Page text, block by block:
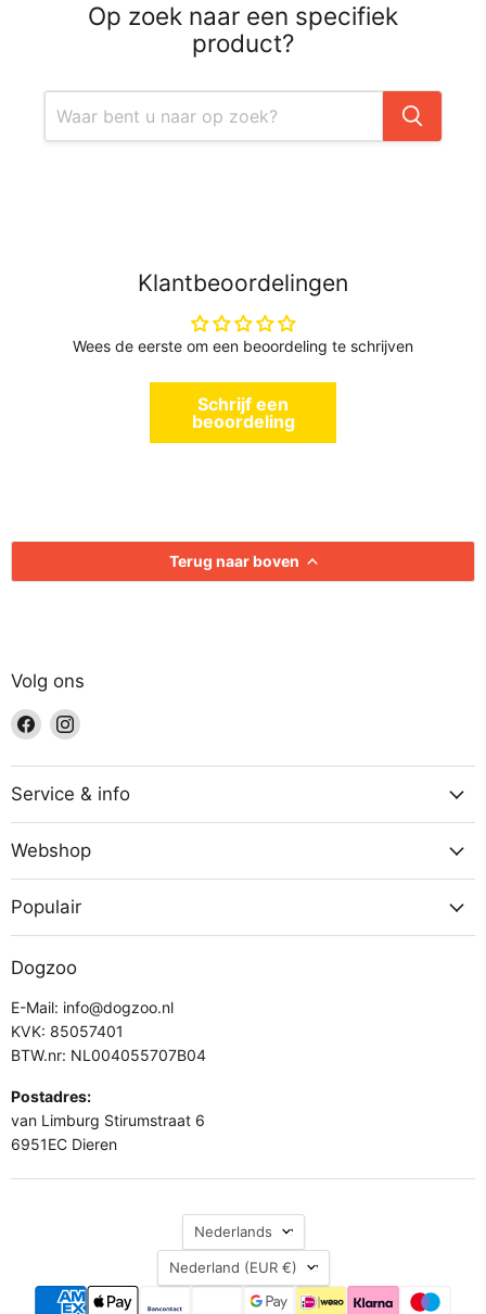
Op zoek naar een specifiek
product?
Klantbeoordelingen
Wees de eerste om een beoordeling te schrijven
Schrijf een
beoordeling
Terug naar boven
Volg ons
Vind
ons
op
Facebook
Vind
op
Instagram
Service & info
Webshop
Populair
Dogzoo
E-Mail: info@dogzoo.nl
KVK: 85057401
BTW.nr: NL004055707B04
Postadres:
van Limburg Stirumstraat 6
6951EC Dieren
Taal
Nederlands
Land
Nederland (EUR €)